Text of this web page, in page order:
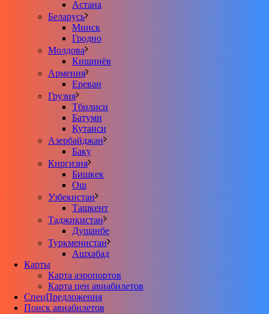
Астана
Беларусь
Минск
Гродно
Молдова
Кишинёв
Армения
Ереван
Грузия
Тбилиси
Батуми
Кутаиси
Азербайджан
Баку
Киргизия
Бишкек
Ош
Узбекистан
Ташкент
Таджикистан
Душанбе
Туркменистан
Ашхабад
Карты
Карта аэропортов
Карта цен авиабилетов
CпецПредложения
Поиск авиабилетов